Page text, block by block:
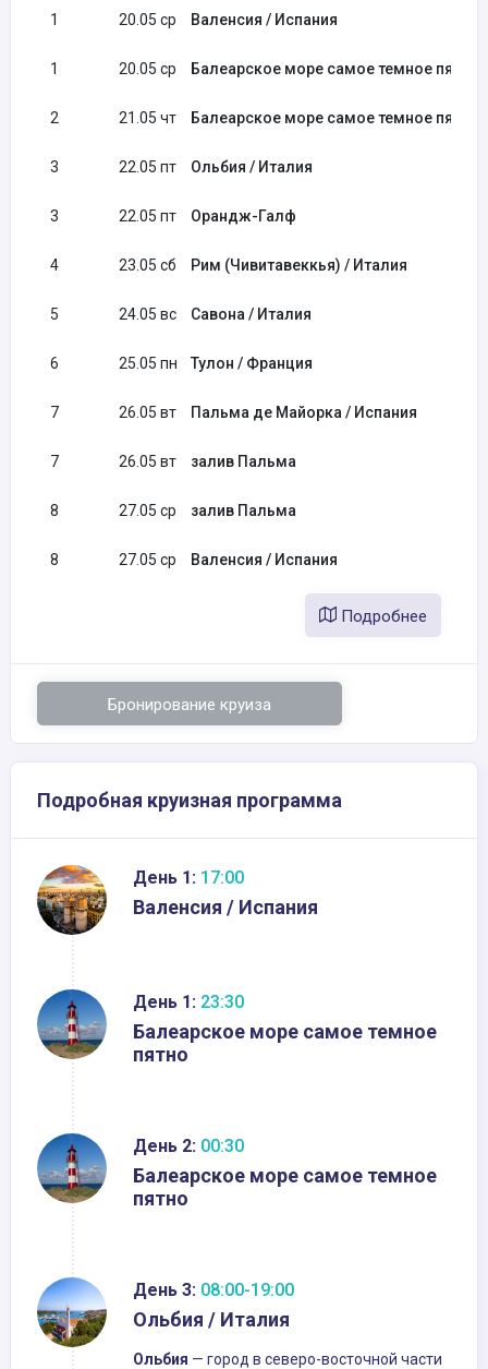
1 20.05 ср Валенсия / Испания
1 20.05 ср Балеарское море самое темное пятно
2 21.05 чт Балеарское море самое темное пятно
3 22.05 пт Ольбия / Италия
3 22.05 пт Орандж-Галф
4 23.05 сб Рим (Чивитавеккья) / Италия
5 24.05 вс Савона / Италия
6 25.05 пн Тулон / Франция
7 26.05 вт Пальма де Майорка / Испания
7 26.05 вт залив Пальма
8 27.05 ср залив Пальма
8 27.05 ср Валенсия / Испания
Подробнее
Бронирование круиза
Подробная круизная программа
День 1: 17:00
Валенсия / Испания
День 1: 23:30
Балеарское море самое темное
пятно
День 2: 00:30
Балеарское море самое темное
пятно
День 3: 08:00-19:00
Ольбия / Италия
Ольбия — город в северо-восточной части